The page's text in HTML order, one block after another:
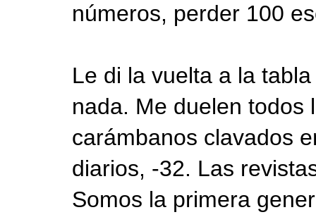
números, perder 100
Le di la vuelta a la
nada. Me duelen todos
carámbanos clavados
diarios, -32. Las
Somos la primera